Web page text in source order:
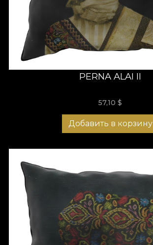
PERNA ALAI II
57,10 $
Добавить в корзину